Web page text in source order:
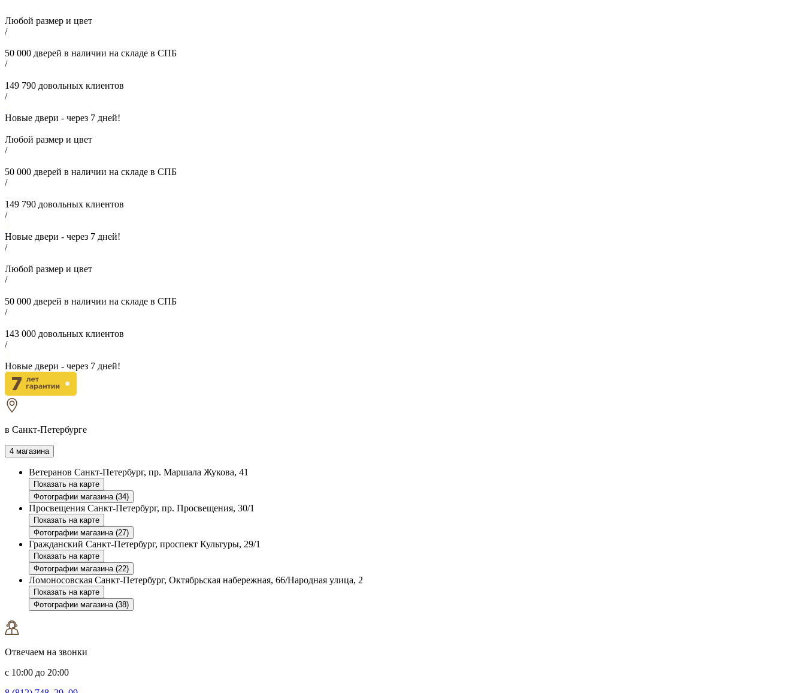
Любой размер и цвет
/
50 000 дверей в наличии на складе в СПБ
/
149 790 довольных клиентов
/
Новые двери - через 7 дней!
Любой размер и цвет
/
50 000 дверей в наличии на складе в СПБ
/
149 790 довольных клиентов
/
Новые двери - через 7 дней!
/
Любой размер и цвет
/
50 000 дверей в наличии на складе в СПБ
/
143 000 довольных клиентов
/
Новые двери - через 7 дней!
в Санкт-Петербурге
4 магазина
Ветеранов Санкт-Петербург, пр. Маршала Жукова, 41
Показать на карте
Фотографии магазина (34)
Просвещения Санкт-Петербург, пр. Просвещения, 30/1
Показать на карте
Фотографии магазина (27)
Гражданский Санкт-Петербург, проспект Культуры, 29/1
Показать на карте
Фотографии магазина (22)
Ломоносовская Санкт-Петербург, Октябрьская набережная, 66/Народная улица, 2
Показать на карте
Фотографии магазина (38)
Отвечаем на звонки
с 10:00 до 20:00